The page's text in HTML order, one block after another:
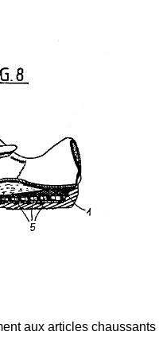
aux articles